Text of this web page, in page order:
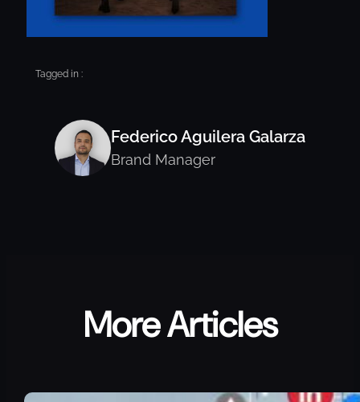
Tagged in :
Federico Aguilera Galarza
Brand Manager
More Articles